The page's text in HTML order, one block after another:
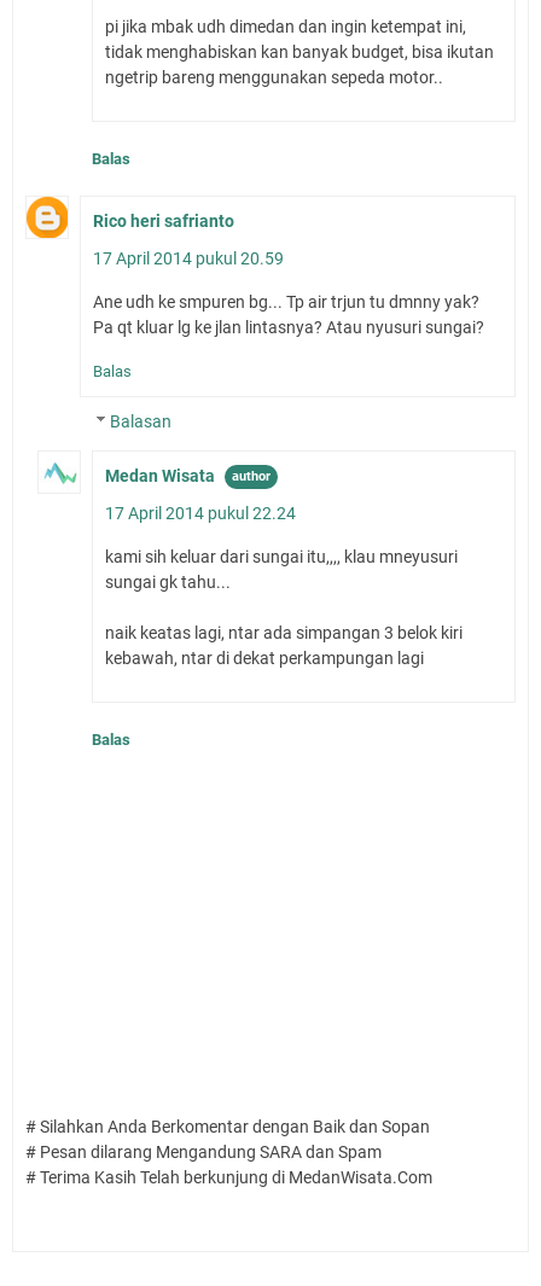
pi jika mbak udh dimedan dan ingin ketempat ini,
tidak menghabiskan kan banyak budget, bisa ikutan
ngetrip bareng menggunakan sepeda motor..
Balas
Rico heri safrianto
17 April 2014 pukul 20.59
Ane udh ke smpuren bg... Tp air trjun tu dmnny yak?
Pa qt kluar lg ke jlan lintasnya? Atau nyusuri sungai?
Balas
Balasan
Medan Wisata
17 April 2014 pukul 22.24
kami sih keluar dari sungai itu,,,, klau mneyusuri
sungai gk tahu...
naik keatas lagi, ntar ada simpangan 3 belok kiri
kebawah, ntar di dekat perkampungan lagi
Balas
# Silahkan Anda Berkomentar dengan Baik dan Sopan
# Pesan dilarang Mengandung SARA dan Spam
# Terima Kasih Telah berkunjung di MedanWisata.Com